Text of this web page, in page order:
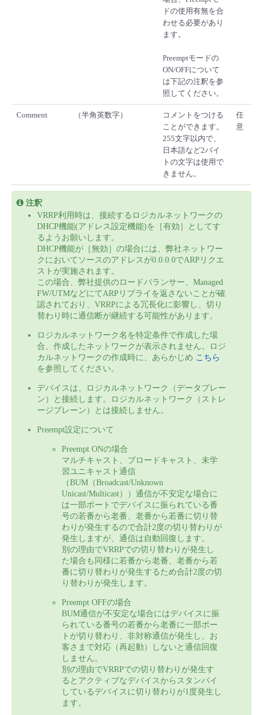
ドの使用有無を合
わせる必要があり
ます。
Preemptモードの
ON/OFFについて
は下記の注釈を参
照してください。
Comment （半角英数字）
コメントをつける
ことができます。
255文字以内で、
日本語など2バイ
トの文字は使用で
きません。
任
意
注釈
VRRP利用時は、接続するロジカルネットワークの
DHCP機能(アドレス設定機能)を［有効］としてす
るようお願いします。
DHCP機能が［無効］の場合には、弊社ネットワー
クにおいてソースのアドレスが0.0.0.0でARPリクエ
ストが実施されます。
この場合、弊社提供のロードバランサー、Managed
FW/UTMなどにてARPリプライを返さないことが確
認されており、VRRPによる冗長化に影響し、切り
替わり時に通信断が継続する可能性があります。
ロジカルネットワーク名を特定条件で作成した場
合、作成したネットワークが表示されません。ロジ
カルネットワークの作成時に、あらかじめ こちら
を参照してください。
デバイスは、ロジカルネットワーク（データプレー
ン）と接続します。ロジカルネットワーク（ストレ
ージプレーン）とは接続しません。
Preempt設定について
Preempt ONの場合
マルチキャスト、ブロードキャスト、未学
習ユニキャスト通信
（BUM（Broadcast/Unknown
Unicast/Multicast））通信が不安定な場合に
は一部ポートでデバイスに振られている番
号の若番から老番、老番から若番に切り替
わりが発生するので合計2度の切り替わりが
発生しますが、通信は自動回復します。
別の理由でVRRPでの切り替わりが発生し
た場合も同様に若番から老番、老番から若
番に切り替わりが発生するため合計2度の切
り替わりが発生します。
Preempt OFFの場合
BUM通信が不安定な場合にはデバイスに振
られている番号の若番から老番に一部ポー
トが切り替わり、非対称通信が発生し、お
客さまで対応（再起動）しないと通信回復
しません。
別の理由でVRRPでの切り替わりが発生す
るとアクティブなデバイスからスタンバイ
しているデバイスに切り替わりが1度発生し
ます。